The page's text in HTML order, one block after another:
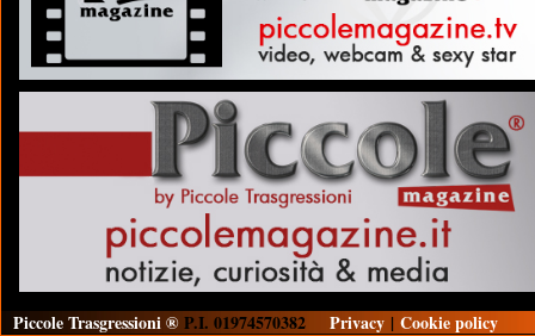
Piccole Trasgressioni ® P.I. 01974570382 Privacy | Cookie policy